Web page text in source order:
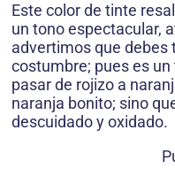
Este color de tinte
un tono espectacular,
advertimos que debes
costumbre; pues es
pasar de rojizo a
naranja bonito; sino
descuidado y oxidado.